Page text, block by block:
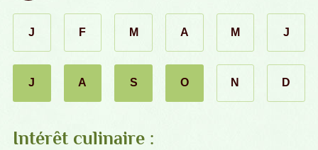
J F M A M J
J A S O N D
Intérêt culinaire :